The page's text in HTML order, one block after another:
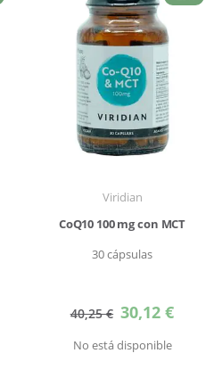
Viridian
CoQ10 100 mg con MCT
30 cápsulas
40,25 € Precio
especial
30,12 €
No está disponible